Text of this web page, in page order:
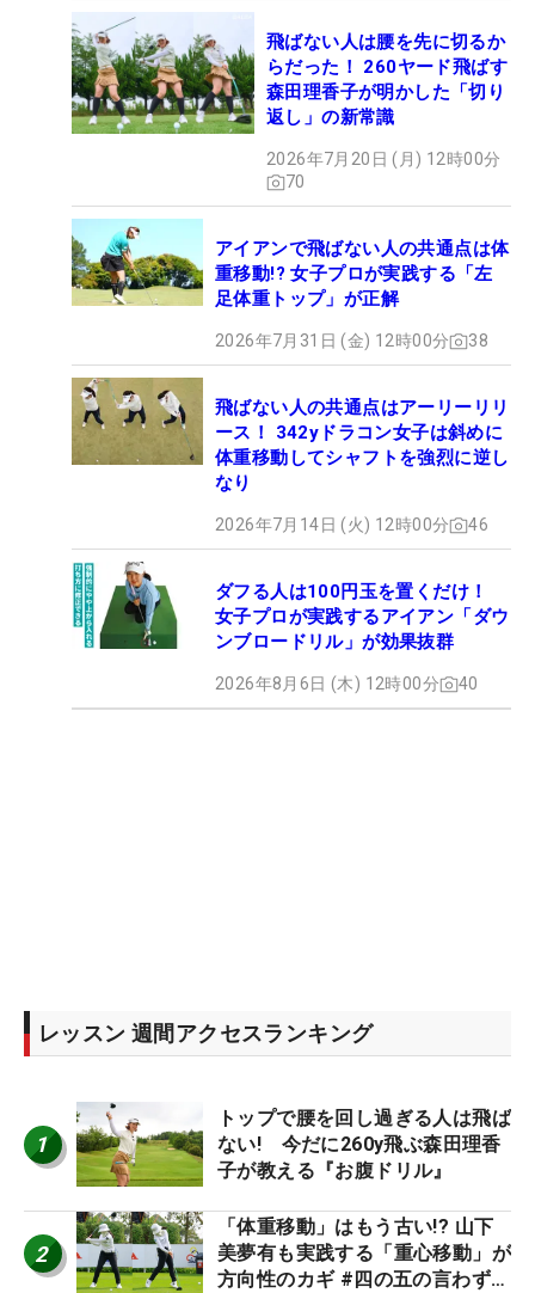
飛ばない人は腰を先に切るか
らだった！ 260ヤード飛ばす
森田理香子が明かした「切り
返し」の新常識
2026年7月20日 (月) 12時00分
70
アイアンで飛ばない人の共通点は体
重移動!? 女子プロが実践する「左
足体重トップ」が正解
2026年7月31日 (金) 12時00分 38
飛ばない人の共通点はアーリーリリ
ース！ 342yドラコン女子は斜めに
体重移動してシャフトを強烈に逆し
なり
2026年7月14日 (火) 12時00分 46
ダフる人は100円玉を置くだけ！
女子プロが実践するアイアン「ダウ
ンブロードリル」が効果抜群
2026年8月6日 (木) 12時00分 40
レッスン 週間アクセスランキング
1
トップで腰を回し過ぎる人は飛ば
ない! 今だに260y飛ぶ森田理香
子が教える『お腹ドリル』
2
「体重移動」はもう古い!? 山下
美夢有も実践する「重心移動」が
方向性のカギ #四の五の言わず振